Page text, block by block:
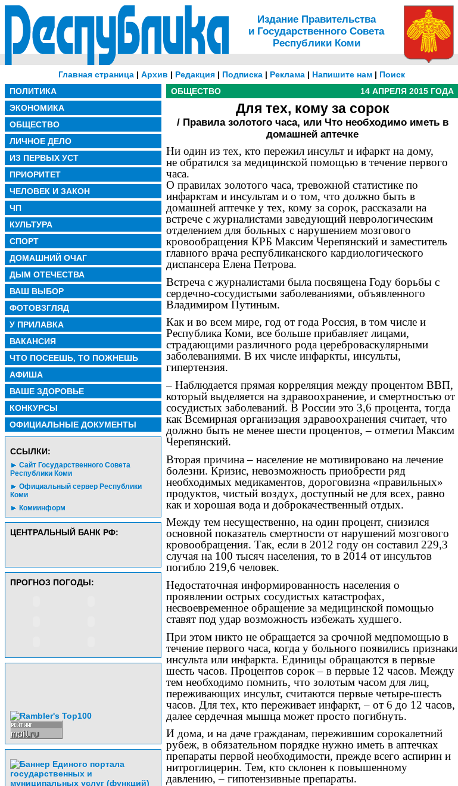
Издание Правительства
и Государственного Совета
Республики Коми
Главная страница | Архив | Редакция | Подписка | Реклама | Напишите нам | Поиск
ПОЛИТИКА
ЭКОНОМИКА
ОБЩЕСТВО
ЛИЧНОЕ ДЕЛО
ИЗ ПЕРВЫХ УСТ
ПРИОРИТЕТ
ЧЕЛОВЕК И ЗАКОН
ЧП
КУЛЬТУРА
СПОРТ
ДОМАШНИЙ ОЧАГ
ДЫМ ОТЕЧЕСТВА
ВАШ ВЫБОР
ФОТОВЗГЛЯД
У ПРИЛАВКА
ВАКАНСИЯ
ЧТО ПОСЕЕШЬ, ТО ПОЖНЕШЬ
АФИША
ВАШЕ ЗДОРОВЬЕ
КОНКУРСЫ
ОФИЦИАЛЬНЫЕ ДОКУМЕНТЫ
CСЫЛКИ:
Сайт Государственного Совета
Республики Коми
Официальный сервер Республики
Коми
Комиинформ
ЦЕНТРАЛЬНЫЙ БАНК РФ:
ПРОГНОЗ ПОГОДЫ:
ОБЩЕСТВО 14 АПРЕЛЯ 2015 ГОДА
Для тех, кому за сорок
/ Правила золотого часа, или Что необходимо иметь в
домашней аптечке
Ни один из тех, кто пережил инсульт и ифаркт на дому,
не обратился за медицинской помощью в течение первого
часа.
О правилах золотого часа, тревожной статистике по
инфарктам и инсультам и о том, что должно быть в
домашней аптечке у тех, кому за сорок, рассказали на
встрече с журналистами заведующий неврологическим
отделением для больных с нарушением мозгового
кровообращения КРБ Максим Черепянский и заместитель
главного врача республиканского кардиологического
диспансера Елена Петрова.
Встреча с журналистами была посвящена Году борьбы с
сердечно-сосудистыми заболеваниями, объявленного
Владимиром Путиным.
Как и во всем мире, год от года Россия, в том числе и
Республика Коми, все больше прибавляет лицами,
страдающими различного рода цереброваскулярными
заболеваниями. В их числе инфаркты, инсульты,
гипертензия.
– Наблюдается прямая корреляция между процентом ВВП,
который выделяется на здравоохранение, и смертностью от
сосудистых заболеваний. В России это 3,6 процента, тогда
как Всемирная организация здравоохранения считает, что
должно быть не менее шести процентов, – отметил Максим
Черепянский.
Вторая причина – население не мотивировано на лечение
болезни. Кризис, невозможность приобрести ряд
необходимых медикаментов, дороговизна «правильных»
продуктов, чистый воздух, доступный не для всех, равно
как и хорошая вода и доброкачественный отдых.
Между тем несущественно, на один процент, снизился
основной показатель смертности от нарушений мозгового
кровообращения. Так, если в 2012 году он составил 229,3
случая на 100 тысяч населения, то в 2014 от инсультов
погибло 219,6 человек.
Недостаточная информированность населения о
проявлении острых сосудистых катастрофах,
несвоевременное обращение за медицинской помощью
ставят под удар возможность избежать худшего.
При этом никто не обращается за срочной медпомощью в
течение первого часа, когда у больного появились признаки
инсульта или инфаркта. Единицы обращаются в первые
шесть часов. Процентов сорок – в первые 12 часов. Между
тем необходимо помнить, что золотым часом для лиц,
переживающих инсульт, считаются первые четыре-шесть
часов. Для тех, кто переживает инфаркт, – от 6 до 12 часов,
далее сердечная мышца может просто погибнуть.
И дома, и на даче гражданам, пережившим сорокалетний
рубеж, в обязательном порядке нужно иметь в аптечках
препараты первой необходимости, прежде всего аспирин и
нитроглицерин. Тем, кто склонен к повышенному
давлению, – гипотензивные препараты.